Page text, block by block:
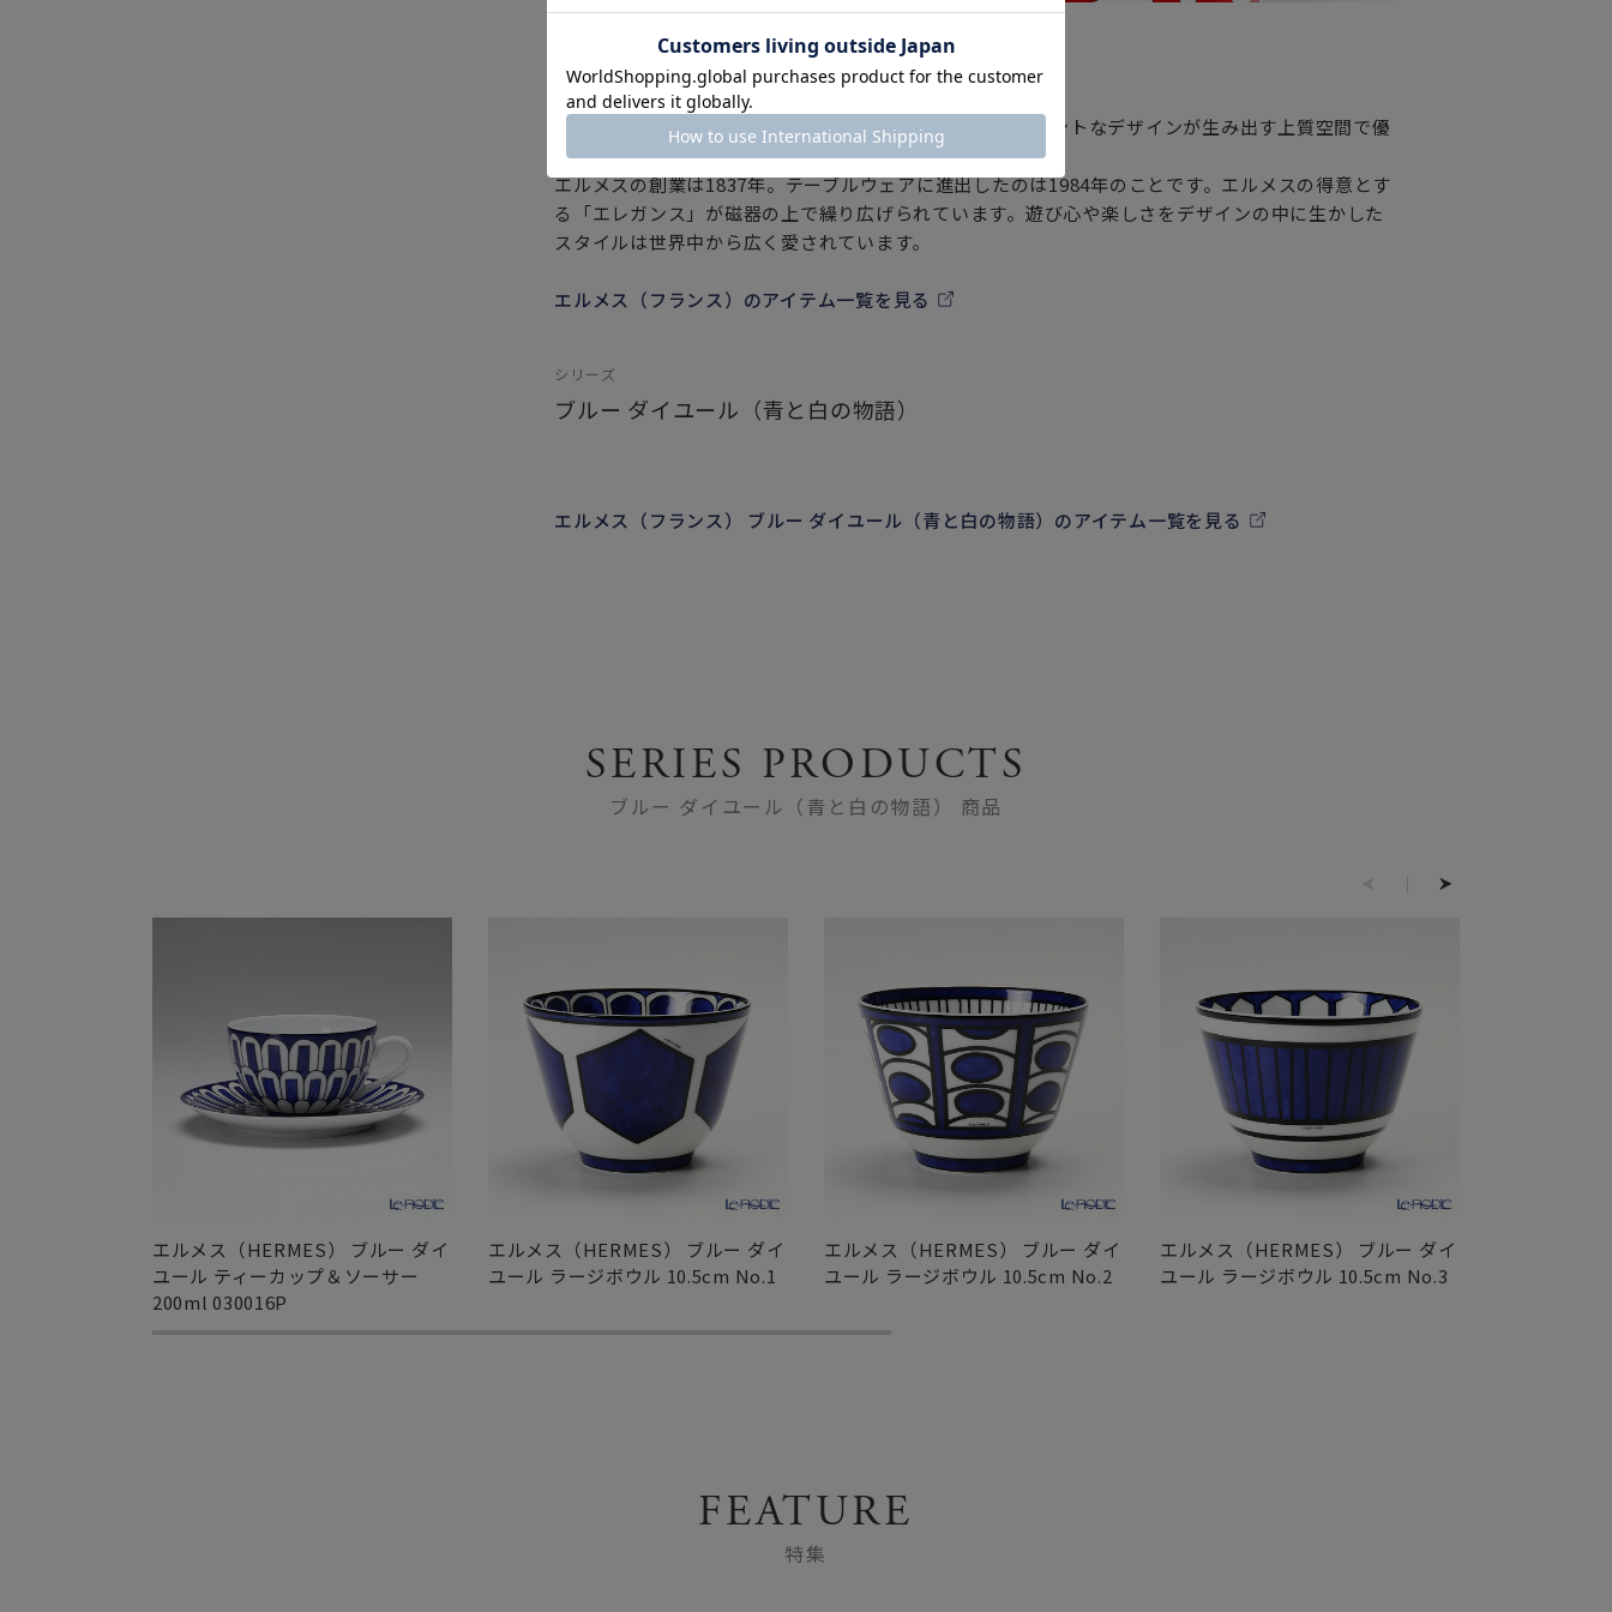
エルメス（フランス）
フランスを代表する超一流ブランド「HERMES」。エレガントなデザインが生み出す上質空間で優
雅な癒しの時間をお過ごし下さい。
エルメスの創業は1837年。テーブルウェアに進出したのは1984年のことです。エルメスの得意とす
る「エレガンス」が磁器の上で繰り広げられています。遊び心や楽しさをデザインの中に生かした
スタイルは世界中から広く愛されています。
エルメス（フランス）のアイテム一覧を見る
シリーズ
ブルー ダイユール（青と白の物語）
エルメス（フランス） ブルー ダイユール（青と白の物語）のアイテム一覧を見る
SERIES PRODUCTS
ブルー ダイユール（青と白の物語） 商品
エルメス（HERMES） ブルー ダイ
ユール ティーカップ＆ソーサー
200ml 030016P
エルメス（HERMES） ブルー ダイ
ユール ラージボウル 10.5cm No.1
エルメス（HERMES） ブルー ダイ
ユール ラージボウル 10.5cm No.2
エルメス（HERMES） ブルー ダイ
ユール ラージボウル 10.5cm No.3
FEATURE
特集